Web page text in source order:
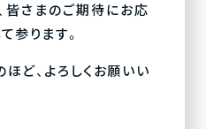
皆さまのご期待にお応
参ります。
ど、よろしくお願いい